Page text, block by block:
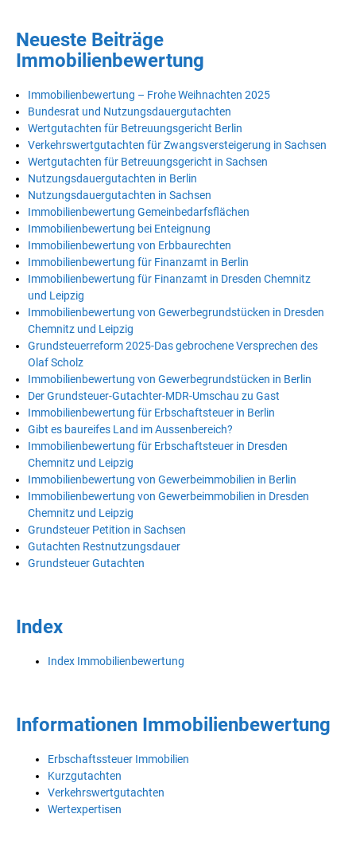
Neueste Beiträge
Immobilienbewertung
Immobilienbewertung – Frohe Weihnachten 2025
Bundesrat und Nutzungsdauergutachten
Wertgutachten für Betreuungsgericht Berlin
Verkehrswertgutachten für Zwangsversteigerung in Sachsen
Wertgutachten für Betreuungsgericht in Sachsen
Nutzungsdauergutachten in Berlin
Nutzungsdauergutachten in Sachsen
Immobilienbewertung Gemeinbedarfsflächen
Immobilienbewertung bei Enteignung
Immobilienbewertung von Erbbaurechten
Immobilienbewertung für Finanzamt in Berlin
Immobilienbewertung für Finanzamt in Dresden Chemnitz
und Leipzig
Immobilienbewertung von Gewerbegrundstücken in Dresden
Chemnitz und Leipzig
Grundsteuerreform 2025-Das gebrochene Versprechen des
Olaf Scholz
Immobilienbewertung von Gewerbegrundstücken in Berlin
Der Grundsteuer-Gutachter-MDR-Umschau zu Gast
Immobilienbewertung für Erbschaftsteuer in Berlin
Gibt es baureifes Land im Aussenbereich?
Immobilienbewertung für Erbschaftsteuer in Dresden
Chemnitz und Leipzig
Immobilienbewertung von Gewerbeimmobilien in Berlin
Immobilienbewertung von Gewerbeimmobilien in Dresden
Chemnitz und Leipzig
Grundsteuer Petition in Sachsen
Gutachten Restnutzungsdauer
Grundsteuer Gutachten
Index
Index Immobilienbewertung
Informationen Immobilienbewertung
Erbschaftssteuer Immobilien
Kurzgutachten
Verkehrswertgutachten
Wertexpertisen